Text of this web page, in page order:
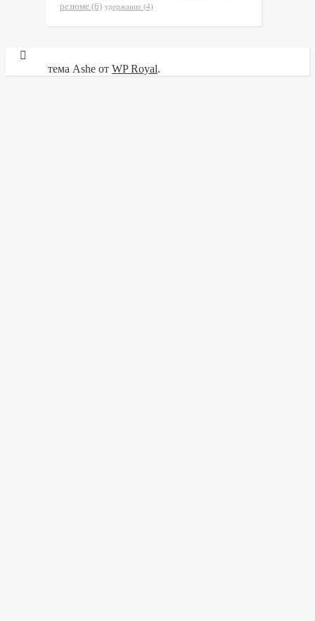
резюме (6) удержание (4)
тема Ashe от WP Royal.